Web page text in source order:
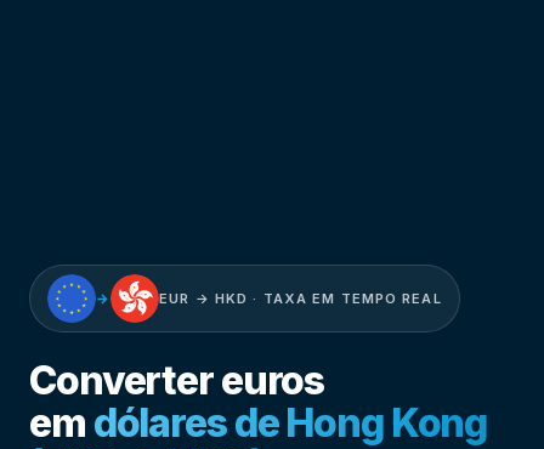
→ EUR → HKD · TAXA EM TEMPO REAL
Converter euros
em dólares de Hong Kong